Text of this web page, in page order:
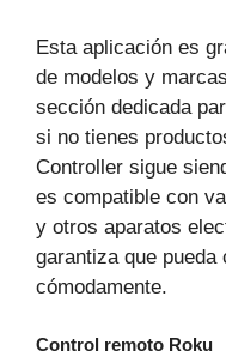
Esta aplicación es
de modelos y
sección dedicada
si no tienes
Controller sigue
es compatible con
y otros aparatos
garantiza que pueda
cómodamente.
Control remoto Roku